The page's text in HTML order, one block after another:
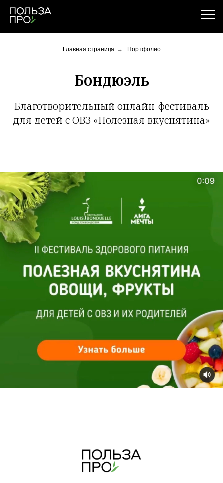
Главная страница → Портфолио
Бондюэль
Благотворительный онлайн-фестиваль
для детей с ОВЗ «Полезная вкуснятина»